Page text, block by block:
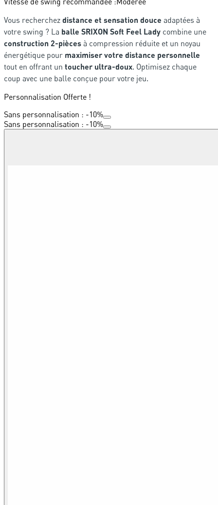
Vous recherchez distance et sensation douce adaptées à
votre swing ? La balle SRIXON Soft Feel Lady combine une
construction 2-pièces à compression réduite et un noyau
énergétique pour maximiser votre distance personnelle
tout en offrant un toucher ultra-doux. Optimisez chaque
coup avec une balle conçue pour votre jeu.
Personnalisation Offerte !
Sans personnalisation : -10%
Sans personnalisation : -10%